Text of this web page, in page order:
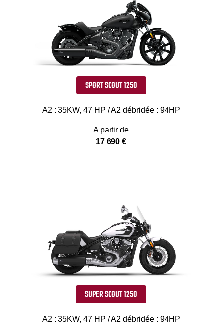
SPORT SCOUT 1250
A2 : 35KW, 47 HP / A2 débridée : 94HP
A partir de
17 690 €
SUPER SCOUT 1250
A2 : 35KW, 47 HP / A2 débridée : 94HP